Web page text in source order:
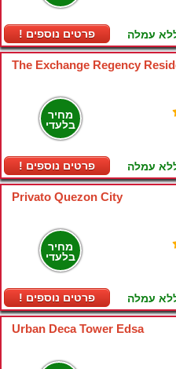
! פרטים נוספים עמלה
The Exchange Regency
מחיר
בלעדי
! פרטים נוספים עמלה
Privato Quezon City
מחיר
בלעדי
! פרטים נוספים עמלה
Urban Deca Tower Edsa